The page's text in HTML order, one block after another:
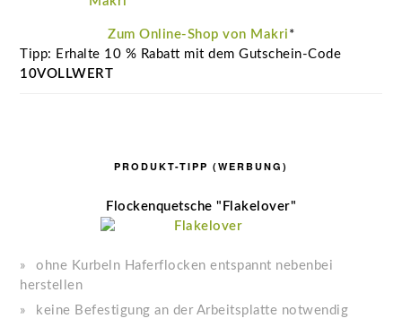
Zum Online-Shop von Makri *
Tipp: Erhalte 10 % Rabatt mit dem Gutschein-Code
10VOLLWERT
PRODUKT-TIPP (WERBUNG)
Flockenquetsche "Flakelover"
ohne Kurbeln Haferflocken entspannt nebenbei
herstellen
keine Befestigung an der Arbeitsplatte notwendig